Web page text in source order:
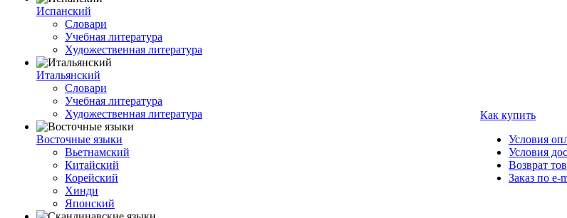
Испанский
Словари
Учебная литература
Художественная литература
Итальянский
Словари
Учебная литература
Художественная литература
Восточные языки
Вьетнамский
Китайский
Корейский
Хинди
Японский
Как купить
Условия
Условия
Возврат
Заказ по e-